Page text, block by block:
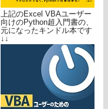
上記のExcel VBAユーザー
向けのPython超入門書の、
元になったキンドル本です
↓↓